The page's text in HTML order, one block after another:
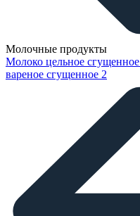
Молочные продукты
Молоко цельное сгущенное
вареное сгущенное 2